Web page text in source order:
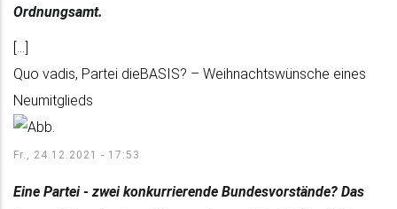
Ordnungsamt.
[...]
Quo vadis, Partei dieBASIS? – Weihnachtswünsche eines
Neumitglieds
Fr., 24.12.2021 - 17:53
Eine Partei - zwei konkurrierende Bundesvorstände? Das